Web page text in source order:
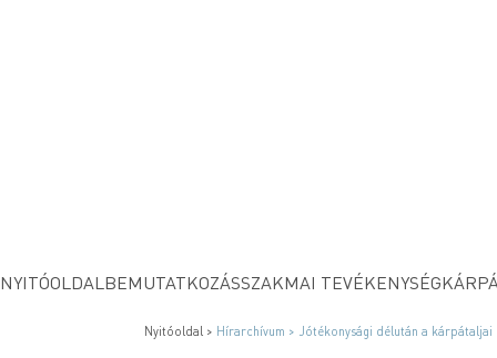
NYITÓOLDAL BEMUTATKOZÁSSZAKMAI TEVÉKENYSÉG
Nyitóoldal > Hírarchívum > Jótékonysági délután a kárpátaljai